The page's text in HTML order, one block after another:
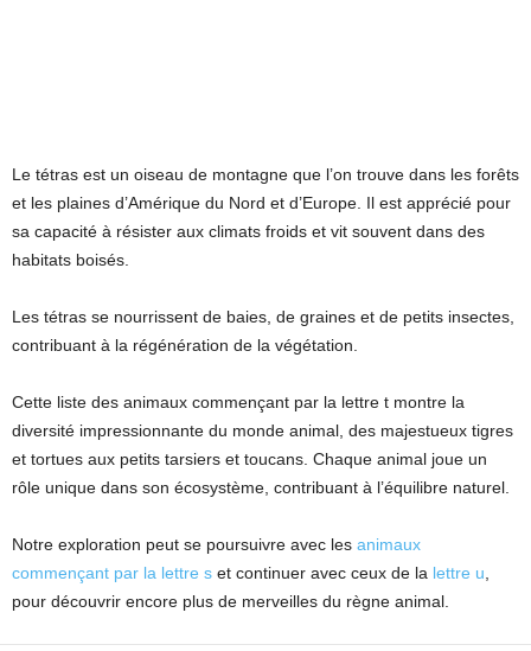
Le tétras est un oiseau de montagne que l’on trouve dans les forêts
et les plaines d’Amérique du Nord et d’Europe. Il est apprécié pour
sa capacité à résister aux climats froids et vit souvent dans des
habitats boisés.
Les tétras se nourrissent de baies, de graines et de petits insectes,
contribuant à la régénération de la végétation.
Cette liste des animaux commençant par la lettre t montre la
diversité impressionnante du monde animal, des majestueux tigres
et tortues aux petits tarsiers et toucans. Chaque animal joue un
rôle unique dans son écosystème, contribuant à l’équilibre naturel.
Notre exploration peut se poursuivre avec les animaux
commençant par la lettre s et continuer avec ceux de la lettre u
pour découvrir encore plus de merveilles du règne animal.